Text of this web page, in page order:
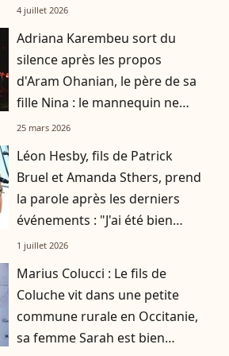
mannequin
4 juillet 2026
Adriana Karembeu sort du
silence après les propos
d'Aram Ohanian, le père de sa
fille Nina : le mannequin ne
compte pas en rester là
25 mars 2026
Léon Hesby, fils de Patrick
Bruel et Amanda Sthers, prend
la parole après les derniers
événements : "J'ai été bien
accueilli"
1 juillet 2026
Marius Colucci : Le fils de
Coluche vit dans une petite
commune rurale en Occitanie,
sa femme Sarah est bien